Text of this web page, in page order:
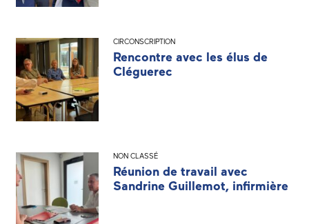
CIRCONSCRIPTION
Rencontre avec les élus de
Cléguerec
NON CLASSÉ
Réunion de travail avec
Sandrine Guillemot, infirmière